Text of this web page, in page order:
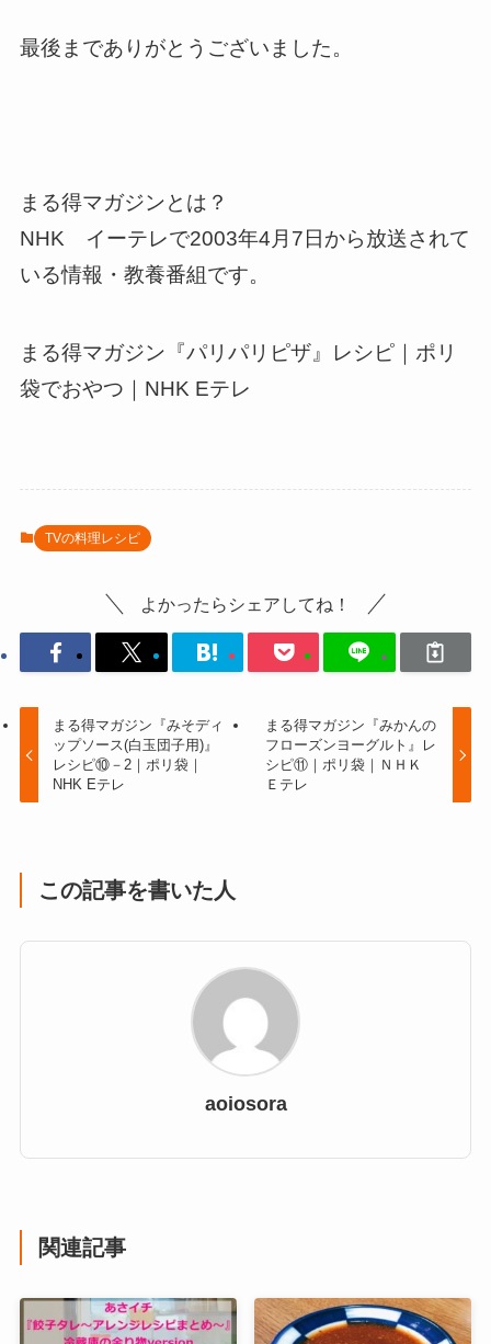
最後までありがとうございました。
まる得マガジンとは？
NHK イーテレで2003年4月7日から放送されて
いる情報・教養番組です。
まる得マガジン『パリパリピザ』レシピ｜ポリ
袋でおやつ｜NHK Eテレ
TVの料理レシピ
よかったらシェアしてね！
まる得マガジン『みそディ
ップソース(白玉団子用)』
レシピ⑩－2｜ポリ袋｜
NHK Eテレ
まる得マガジン『みかんの
フローズンヨーグルト』レ
シピ⑪｜ポリ袋｜ＮＨＫ
Ｅテレ
この記事を書いた人
aoiosora
関連記事